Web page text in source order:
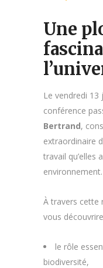
Une
Le vendredi 13
conférence
Bertrand,
extraordinaire
travail qu’elles
environnement.
À travers cette
vous
le rôle
biodiversité,